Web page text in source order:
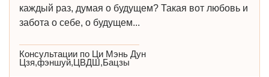
каждый раз, думая о будущем? Такая вот любовь и
забота о себе, о будущем...
Консультации по Ци Мэнь Дун
Цзя,фэншуй,ЦВДШ,Бацзы